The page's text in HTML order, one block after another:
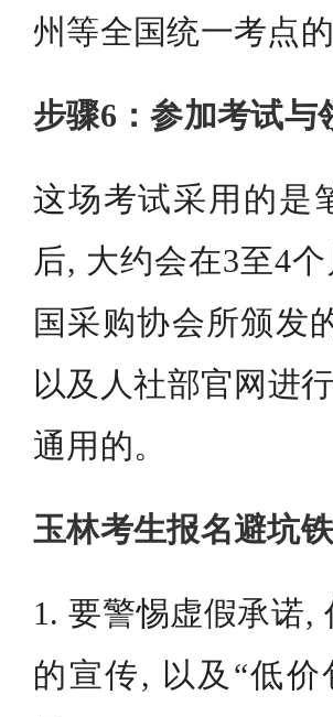
州等全国统一考点的
步骤6：参加考试与
这场考试采用的是
后, 大约会在3至4
国采购协会所颁发
以及人社部官网进
通用的。
玉林考生报名避坑
1. 要警惕虚假承诺,
的宣传, 以及“低